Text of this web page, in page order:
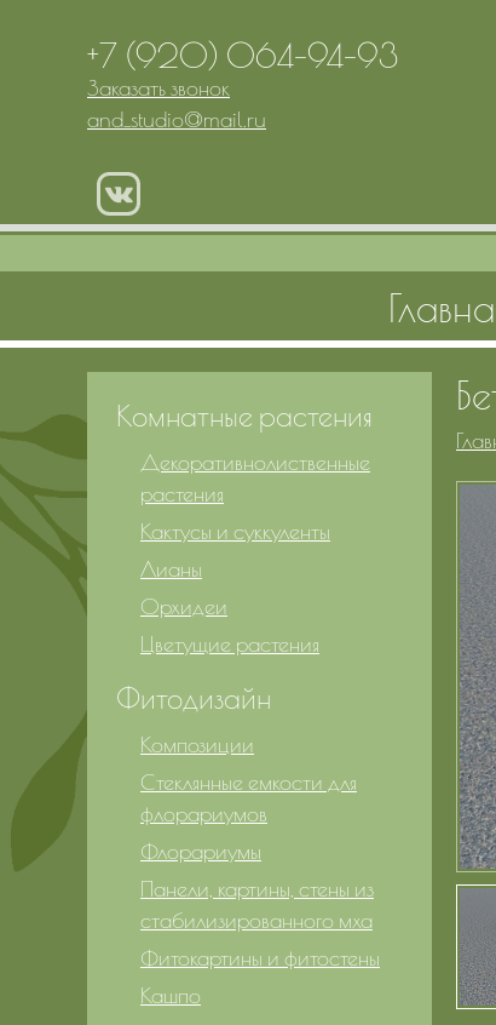
Комнатные растения
Декоративнолиственные
растения
Кактусы и суккуленты
Лианы
Орхидеи
Цветущие растения
Фитодизайн
Композиции
Стеклянные емкости для
флорариумов
Флорариумы
Панели, картины, стены из
стабилизированного мха
Фитокартины и фитостены
Кашпо
+7 (920) 064-94-93
Заказать звонок
and_studio@mail.ru